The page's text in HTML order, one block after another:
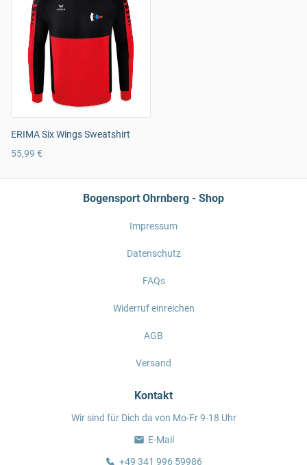
ERIMA Six Wings Sweatshirt
55,99 €
Bogensport Ohrnberg - Shop
Impressum
Datenschutz
FAQs
Widerruf einreichen
AGB
Versand
Kontakt
Wir sind für Dich da von Mo-Fr 9-18 Uhr
E-Mail
+49 341 996 59986